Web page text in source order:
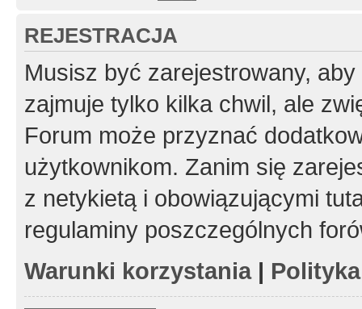
REJESTRACJA
Musisz być zarejestrowany,
zajmuje tylko kilka chwil, ale
Forum może przyznać
użytkownikom. Zanim się
z netykietą i obowiązującymi
regulaminy poszczególnych
Warunki korzystania|